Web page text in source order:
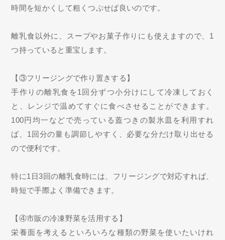
時間を短かくして粗くつぶせば良いのです。
離乳食以外に、スープやお菓子作りにも使えますので、1
つ持っていると重宝します。
【③フリージングで作り置きする】
手作りの離乳食を1回分ずつ小分けにして冷凍しておく
と、レンジで温めてすぐに食べさせることができます。
100円均一などで売っている蓋つきの製氷皿を利用すれ
ば、1回分の量も調節しやすく、必要な分だけ取り出せる
ので便利です。
特に1日3回の離乳食時には、フリージングで対応すれば、
時短で手際よく準備できます。
【④市販の冷凍野菜を活用する】
栄養面を考えるといろいろな種類の野菜を使いたいけれ